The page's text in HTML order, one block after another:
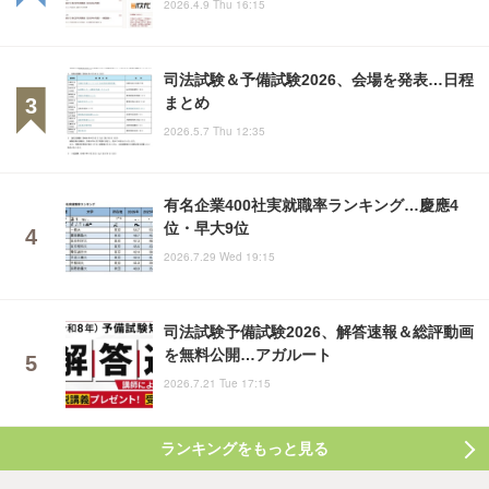
2026.4.9 Thu 16:15
司法試験＆予備試験2026、会場を発表…日程
まとめ
2026.5.7 Thu 12:35
有名企業400社実就職率ランキング…慶應4
位・早大9位
2026.7.29 Wed 19:15
司法試験予備試験2026、解答速報＆総評動画
を無料公開…アガルート
2026.7.21 Tue 17:15
ランキングをもっと見る